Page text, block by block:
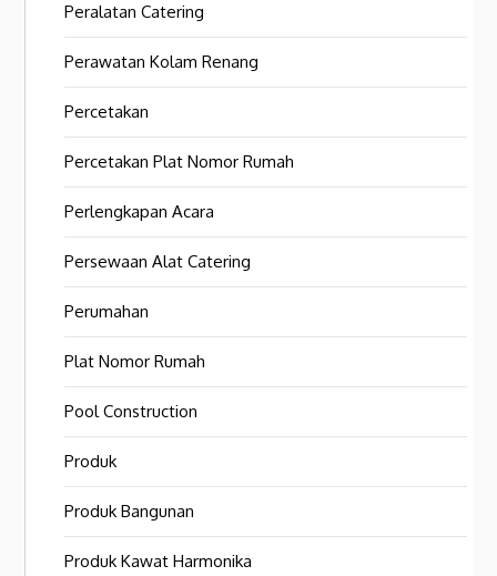
Peralatan Catering
Perawatan Kolam Renang
Percetakan
Percetakan Plat Nomor Rumah
Perlengkapan Acara
Persewaan Alat Catering
Perumahan
Plat Nomor Rumah
Pool Construction
Produk
Produk Bangunan
Produk Kawat Harmonika